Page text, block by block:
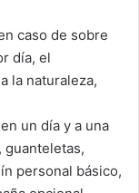
caso de sobre
día, el
la naturaleza,
un día y a una
guanteletas,
personal básico,